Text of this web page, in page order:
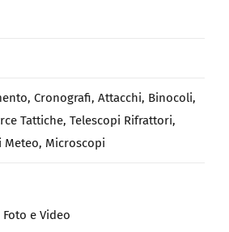
Cronografi, Attacchi, Binocoli,
Tattiche, Telescopi Rifrattori,
Meteo, Microscopi
e Video